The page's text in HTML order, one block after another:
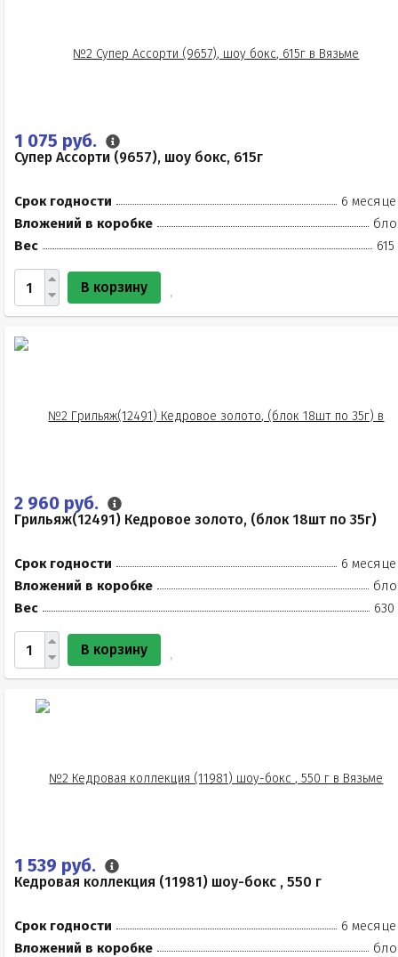
1 075 руб.
Супер Ассорти (9657), шоу бокс, 615г
Срок годности
6
Вложений в коробке
Вес
615
В корзину
2 960 руб.
Грильяж(12491) Кедровое золото, (блок 18шт по 35г)
Срок годности
6
Вложений в коробке
Вес
630
В корзину
1 539 руб.
Кедровая коллекция (11981) шоу-бокс , 550 г
Срок годности
6
Вложений в коробке